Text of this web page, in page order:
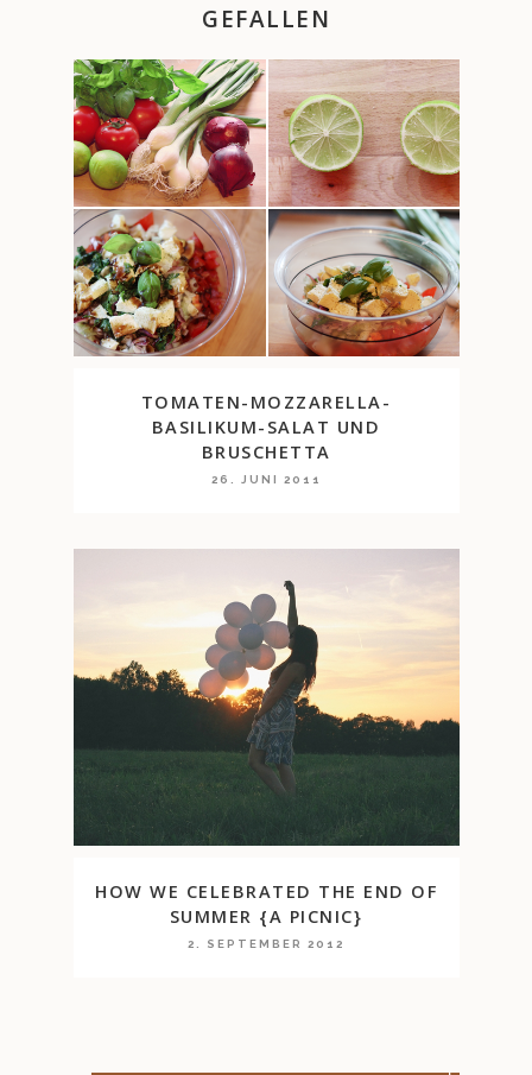
GEFALLEN
TOMATEN-MOZZARELLA-
BASILIKUM-SALAT UND
BRUSCHETTA
26. JUNI 2011
HOW WE CELEBRATED THE END OF
SUMMER {A PICNIC}
2. SEPTEMBER 2012